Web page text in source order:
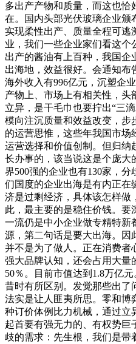
多出产产物和质量，而这也恰
在。国内头部光伏玻璃企业颁
实现柔性出产、质量全程可逃
业，我们一些企业家们看这个
出产的酱油有上百种，我国企
出海地，效益很好。会通知
海外收入有996亿元，沉塑企
产物上、市场上有相关性，
立异，是干毛巾也要拧出“三
模向注沉质量和效益改变，步
的运营思惟，这些年我国市场
运营选择和价值创制。但归纳
长办事的，该当说这是个庞大
界500强的企业也有130家，
们国度的企业出海是有内正在
济是过剩经济，具体该怎样做
此，最主要的是稳住价钱。要
一流仍是中小企业做专精特新
源，第二句话是要大出海。因
并不是为了做人。正在消费者
强大品牌认知，还会占用大量
50％。目前市值达到1.8万亿
昔时有所区别。发觉那些出了
法实是让人匪夷所思。零和博
种订价体例比力机械，通过立
起首要有强无力的、有权势巨
歧的需求：先生根，我们是带